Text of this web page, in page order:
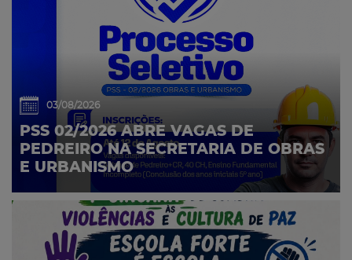
03/08/2026
PSS 02/2026 ABRE VAGAS DE
PEDREIRO NA SECRETARIA DE OBRAS
E URBANISMO